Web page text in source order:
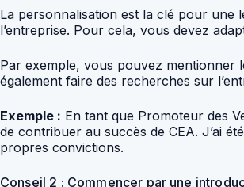
La personnalisation est la clé pour une
l’entreprise. Pour cela, vous devez
Par exemple, vous pouvez mentionner
également faire des recherches sur
Exemple : En tant que Promoteur des
de contribuer au succès de CEA. J’ai
propres convictions.
Conseil 2 : Commencer par une